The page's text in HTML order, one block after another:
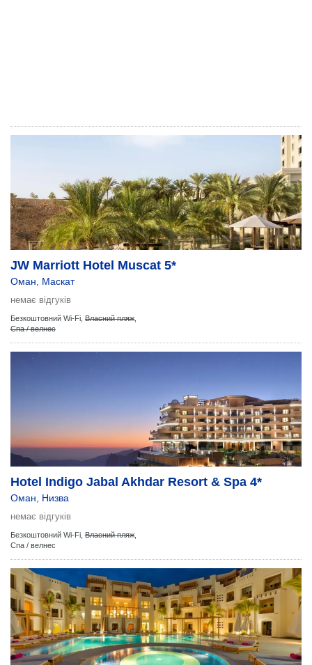
JW Marriott Hotel Muscat 5*
Оман Маскат
немає відгуків
Безкоштовний Wi-Fi, Власний пляж
Спа / велнес
Hotel Indigo Jabal Akhdar Resort & Spa 4*
Оман Низва
немає відгуків
Безкоштовний Wi-Fi, Власний пляж
Спа / велнес